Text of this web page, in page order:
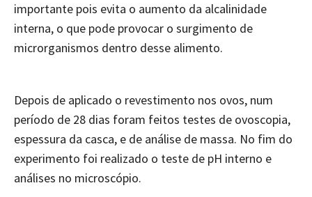
importante pois evita o aumento da alcalinidade
interna, o que pode provocar o surgimento de
microrganismos dentro desse alimento.
Depois de aplicado o revestimento nos ovos, num
período de 28 dias foram feitos testes de ovoscopia,
espessura da casca, e de análise de massa. No fim do
experimento foi realizado o teste de pH interno e
análises no microscópio.